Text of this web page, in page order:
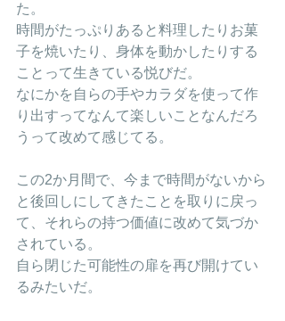
た。
時間がたっぷりあると料理したりお菓
子を焼いたり、身体を動かしたりする
ことって生きている悦びだ。
なにかを自らの手やカラダを使って作
り出すってなんて楽しいことなんだろ
うって改めて感じてる。
この2か月間で、今まで時間がないから
と後回しにしてきたことを取りに戻っ
て、それらの持つ価値に改めて気づか
されている。
自ら閉じた可能性の扉を再び開けてい
るみたいだ。